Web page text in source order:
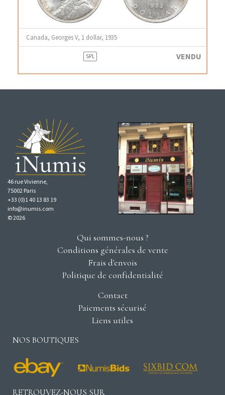
Canada, Georges V, 1 dollar, 1935
SPL VENDU
46 rue Vivienne,
75002 Paris
+33 (0)1 40 13 83 19
info@inumis.com
© 2026
Qui sommes-nous ?
Conditions générales de vente
Frais d'envois
Politique de confidentialité
Contact
Paiements sécurisé
Liens utiles
NOS BOUTIQUES
RETROUVEZ-NOUS SUR